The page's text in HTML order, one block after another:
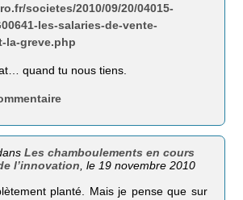
societes/2010/09/20/04015-
les-salaries-de-vente-
la-greve.php
quand tu nous tiens.
Les chamboulements en cours
l’innovation , le 19 novembre 2010
planté. Mais je pense que sur